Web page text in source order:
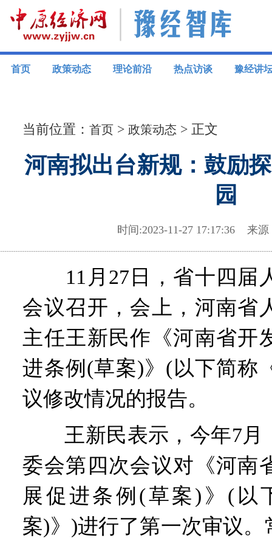
首页 政策动态 理论前沿 热点访谈 豫经讲
当前位置：首页 >政策动态 > 正文
河南拟出台新规：鼓励
园
时间:2023-11-27 17:17:36 来
11月27日，省十四届
会议召开，会上，河南省
主任王新民作《河南省开
进条例(草案)》(以下简称
议修改情况的报告。
王新民表示，今年7月
委会第四次会议对《河南
展促进条例(草案)》(以
案)》)进行了第一次审议